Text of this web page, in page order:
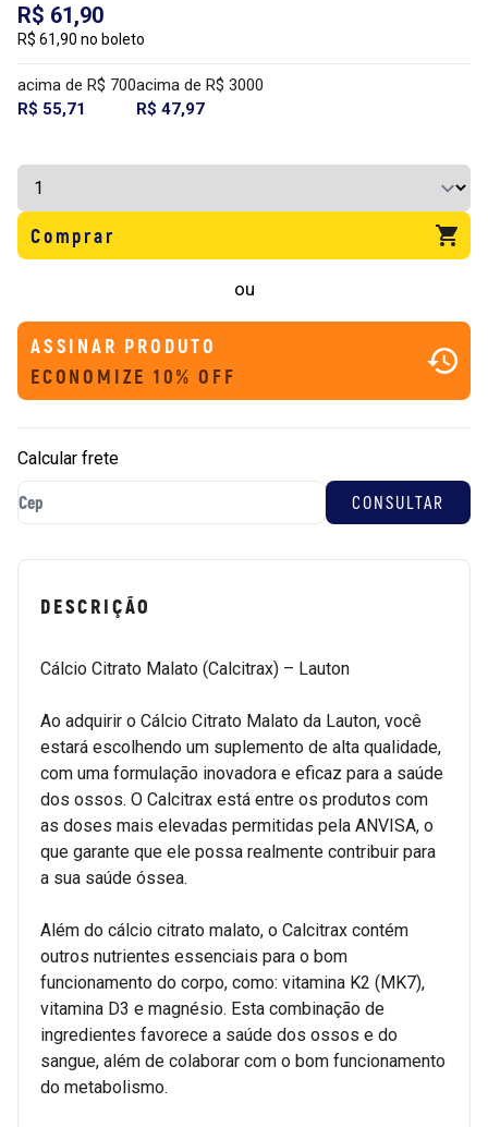
R$ 61,90
R$ 61,90 no boleto
acima de R$ 700
R$ 55,71
acima de R$ 3000
R$ 47,97
Comprar
ou
ASSINAR PRODUTO
ECONOMIZE 10% OFF
Calcular frete
DESCRIÇÃO
Cálcio Citrato Malato (Calcitrax) – Lauton
Ao adquirir o Cálcio Citrato Malato da Lauton, você
estará escolhendo um suplemento de alta qualidade,
com uma formulação inovadora e eficaz para a saúde
dos ossos. O Calcitrax está entre os produtos com
as doses mais elevadas permitidas pela ANVISA, o
que garante que ele possa realmente contribuir para
a sua saúde óssea.
Além do cálcio citrato malato, o Calcitrax contém
outros nutrientes essenciais para o bom
funcionamento do corpo, como: vitamina K2 (MK7),
vitamina D3 e magnésio. Esta combinação de
ingredientes favorece a saúde dos ossos e do
sangue, além de colaborar com o bom funcionamento
do metabolismo.